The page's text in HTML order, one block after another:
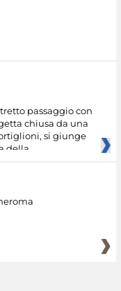
passaggio con
chiusa da una
si giunge
della